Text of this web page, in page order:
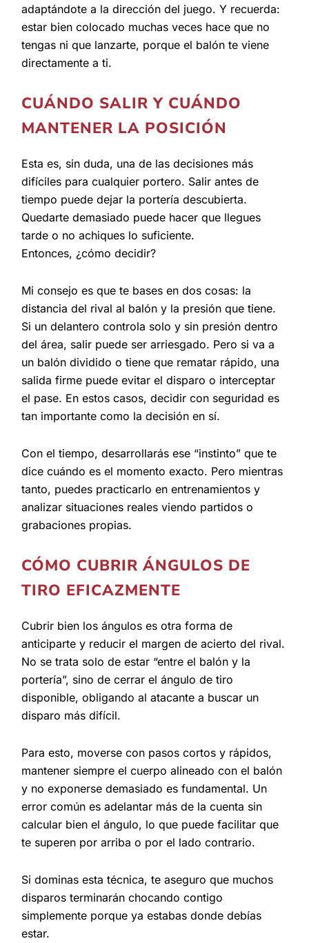
adaptándote a la dirección del juego. Y recuerda:
estar bien colocado muchas veces hace que no
tengas ni que lanzarte, porque el balón te viene
directamente a ti.
CUÁNDO SALIR Y CUÁNDO
MANTENER LA POSICIÓN
Esta es, sin duda, una de las decisiones más
difíciles para cualquier portero. Salir antes de
tiempo puede dejar la portería descubierta.
Quedarte demasiado puede hacer que llegues
tarde o no achiques lo suficiente.
Entonces, ¿cómo decidir?
Mi consejo es que te bases en dos cosas: la
distancia del rival al balón y la presión que tiene.
Si un delantero controla solo y sin presión dentro
del área, salir puede ser arriesgado. Pero si va a
un balón dividido o tiene que rematar rápido, una
salida firme puede evitar el disparo o interceptar
el pase. En estos casos, decidir con seguridad es
tan importante como la decisión en sí.
Con el tiempo, desarrollarás ese “instinto” que te
dice cuándo es el momento exacto. Pero mientras
tanto, puedes practicarlo en entrenamientos y
analizar situaciones reales viendo partidos o
grabaciones propias.
CÓMO CUBRIR ÁNGULOS DE
TIRO EFICAZMENTE
Cubrir bien los ángulos es otra forma de
anticiparte y reducir el margen de acierto del rival.
No se trata solo de estar “entre el balón y la
portería”, sino de cerrar el ángulo de tiro
disponible, obligando al atacante a buscar un
disparo más difícil.
Para esto, moverse con pasos cortos y rápidos,
mantener siempre el cuerpo alineado con el balón
y no exponerse demasiado es fundamental. Un
error común es adelantar más de la cuenta sin
calcular bien el ángulo, lo que puede facilitar que
te superen por arriba o por el lado contrario.
Si dominas esta técnica, te aseguro que muchos
disparos terminarán chocando contigo
simplemente porque ya estabas donde debías
estar.